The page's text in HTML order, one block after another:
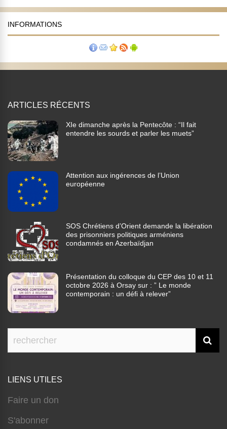
INFORMATIONS
ARTICLES RÉCENTS
XIe dimanche après la Pentecôte : “Il fait
entendre les sourds et parler les muets”
Attention aux ingérences de l’Union
européenne
SOS Chrétiens d’Orient demande la libération
des prisonniers politiques arméniens
condamnés en Azerbaïdjan
Présentation du colloque du CEP des 10 et 11
octobre 2026 à Orsay sur : ” Le monde
contemporain : un défi à relever”
LIENS UTILES
Faire un don
S'abonner